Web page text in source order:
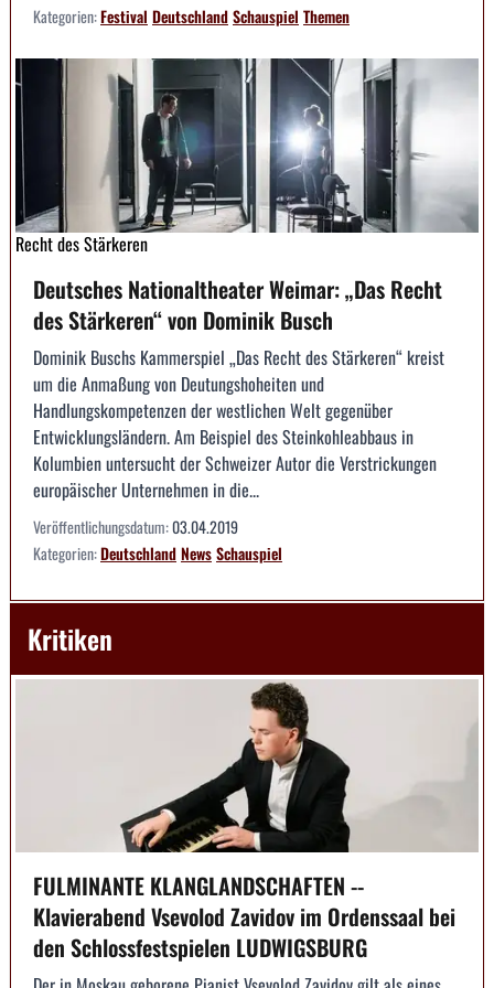
Kategorien:Festival DeutschlandSchauspiel Themen
Recht des Stärkeren
Deutsches Nationaltheater Weimar: „Das Recht
des Stärkeren“ von Dominik Busch
Dominik Buschs Kammerspiel „Das Recht des Stärkeren“ kreist
um die Anmaßung von Deutungshoheiten und
Handlungskompetenzen der westlichen Welt gegenüber
Entwicklungsländern. Am Beispiel des Steinkohleabbaus in
Kolumbien untersucht der Schweizer Autor die Verstrickungen
europäischer Unternehmen in die...
Veröffentlichungsdatum:03.04.2019
Kategorien:DeutschlandNewsSchauspiel
Kritiken
FULMINANTE KLANGLANDSCHAFTEN --
Klavierabend Vsevolod Zavidov im Ordenssaal bei
den Schlossfestspielen LUDWIGSBURG